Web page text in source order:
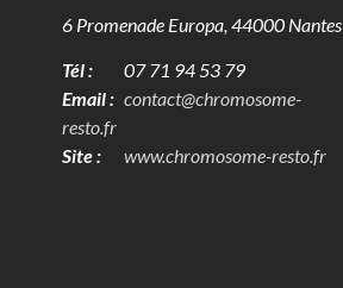
6 Promenade Europa, 44000 Nantes
Tél :
07 71 94 53 79
Email : contact@chromosome-
resto.fr
Site :
www.chromosome-resto.fr